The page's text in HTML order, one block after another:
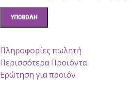
Πληροφορίες πωλητή
Περισσότερα Προϊόντα
Ερώτηση για προϊόν